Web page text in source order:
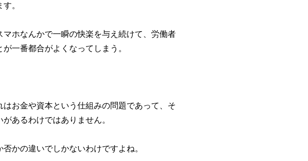
。
ホなんかで一瞬の快楽を与え続けて、労働者
一番都合がよくなってしまう。
お金や資本という仕組みの問題であって、そ
あるわけではありません。
かの違いでしかないわけですよね。